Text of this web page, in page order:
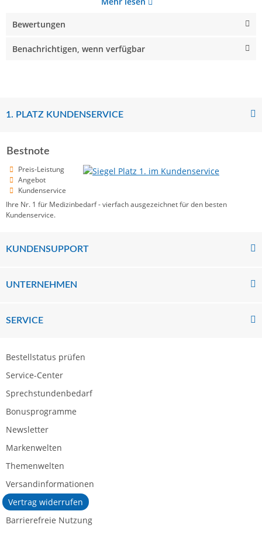
Bewertungen
Benachrichtigen, wenn verfügbar
1. PLATZ KUNDENSERVICE
Bestnote
Preis-Leistung
Angebot
Kundenservice
Ihre Nr. 1 für Medizinbedarf - vierfach ausgezeichnet für den besten
Kundenservice.
KUNDENSUPPORT
UNTERNEHMEN
SERVICE
Bestellstatus prüfen
Service-Center
Sprechstundenbedarf
Bonusprogramme
Newsletter
Markenwelten
Themenwelten
Versandinformationen
Vertrag widerrufen
Barrierefreie Nutzung